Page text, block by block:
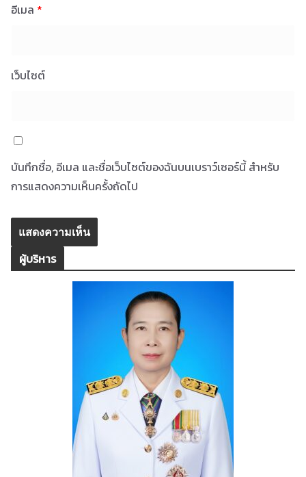
อีเมล *
เว็บไซต์
บันทึกชื่อ, อีเมล และชื่อเว็บไซต์ของฉันบนเบราว์เซอร์นี้ สำหรับ
การแสดงความเห็นครั้งถัดไป
ผู้บริหาร